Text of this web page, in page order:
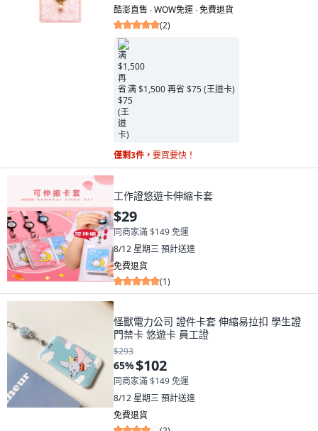
酷澎直售 ∙ WOW免運 ∙ 免費退貨
(2)
满 $1,500 再省 $75 (王道卡)
僅剩3件， 要買要快！
工作證悠遊卡伸縮卡套
$29
同商家滿 $149 免運
8/12 星期三預計送達
免費退貨
(1)
怪獸電力公司 證件卡套 伸縮易拉扣 學生證
門禁卡 悠遊卡 員工證
$293
65%$102
同商家滿 $149 免運
8/12 星期三預計送達
免費退貨